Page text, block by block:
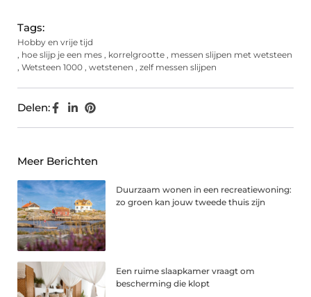
Tags:
Hobby en vrije tijd
, hoe slijp je een mes , korrelgrootte , messen slijpen met wetsteen
, Wetsteen 1000 , wetstenen , zelf messen slijpen
Delen:
Meer Berichten
Duurzaam wonen in een recreatiewoning:
zo groen kan jouw tweede thuis zijn
Een ruime slaapkamer vraagt om
bescherming die klopt